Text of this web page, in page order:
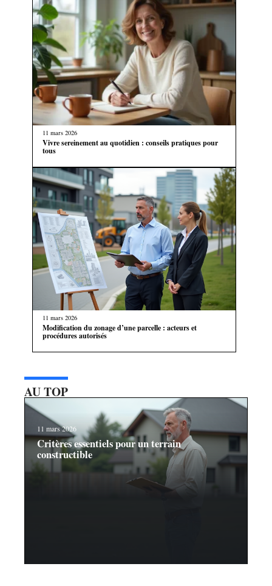
11 mars 2026
Vivre sereinement au quotidien : conseils pratiques pour
tous
11 mars 2026
Modification du zonage d’une parcelle : acteurs et
procédures autorisés
AU TOP
11 mars 2026
Critères essentiels pour un terrain
constructible